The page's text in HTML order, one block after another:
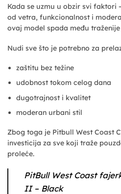
Kada se uzmu u obzir svi faktori
od vetra, funkcionalnost i
ovaj model spada među traženije
Nudi sve što je potrebno za
zaštitu bez težine
udobnost tokom celog dana
dugotrajnost i kvalitet
moderan urbani stil
Zbog toga je Pitbull West Coast
investicija za sve koji traže
proleće.
PitBull West Coast
II – Black